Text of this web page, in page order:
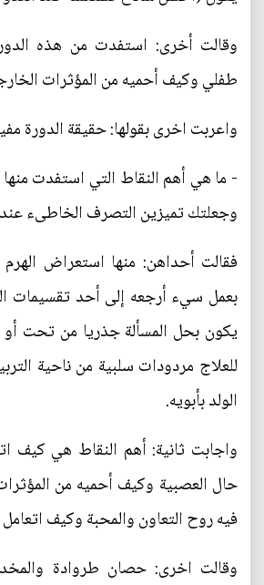
وقالت أخرى: استفدت من هذه
طفلي وكيف أحميه من المؤثرات
واعربت اخرى بقولها: حقيقة الدورة
- ما هي أهم النقاط التي استفدت
وجعلتك تميزين التصرف الخاطىء
فقالت أحداهن: منها استعراض
بعمل سيء أرجعه إلى أحد تقسيمات
يكون بحل المسألة جذريا من تحت
للعلاج مردودات سلبية من ناحية
الولد بأبويه.
واجابت ثانية: أهم النقاط هي كيف
حال العصبية وكيف أحميه من
فيه روح التعاون والمحبة وكيف
وقالت اخرى: حصان طروادة